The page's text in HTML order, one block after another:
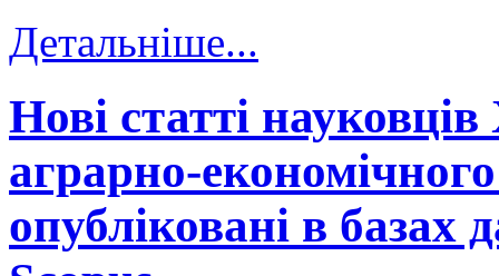
Детальніше...
Нові статті
аграрно-економічного
опубліковані в базах